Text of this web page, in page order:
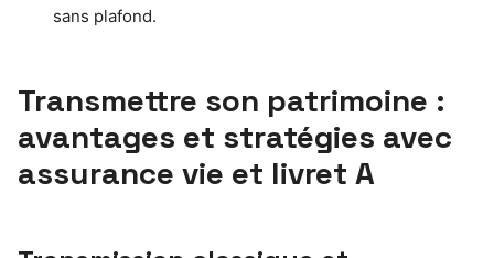
sans plafond.
Transmettre son patrimoine :
avantages et stratégies avec
assurance vie et livret A